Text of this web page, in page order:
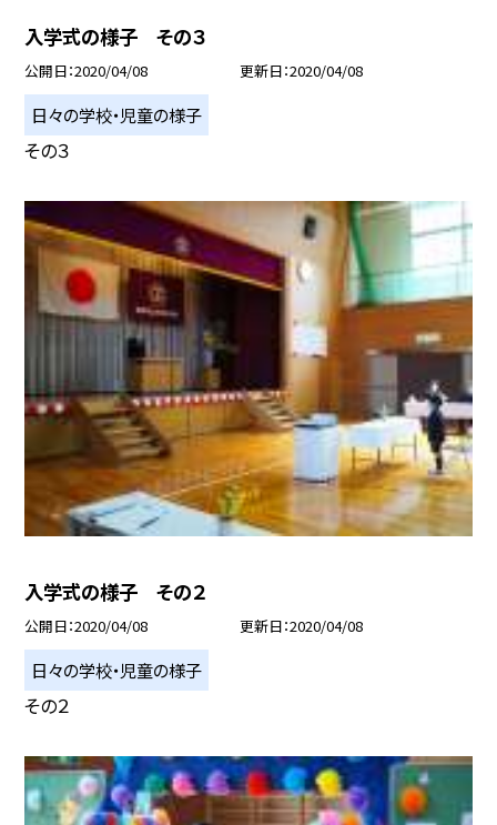
入学式の様子 その３
公開日 2020/04/08 更新日 2020/04/08
日々の学校・児童の様子
その３
入学式の様子 その２
公開日 2020/04/08 更新日 2020/04/08
日々の学校・児童の様子
その２